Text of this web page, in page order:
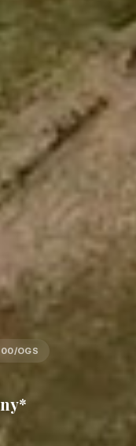
OGS